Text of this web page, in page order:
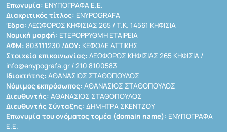
Επωνυμία: ΕΝΥΠΟΓΡΑΦΑ Ε.Ε.
Διακριτικός τίτλος: ENYPOGRAFA
Έδρα: ΛΕΩΦΟΡΟΣ ΚΗΦΙΣΙΑΣ 265 / Τ.Κ. 14561 ΚΗΦΙΣΙΑ
Νομική μορφή: ΕΤΕΡΟΡΡΥΘΜΗ ΕΤΑΙΡΕΙΑ
ΑΦΜ: 803111230 /ΔΟΥ: ΚΕΦΟΔΕ ΑΤΤΙΚΗΣ
Στοιχεία επικοινωνίας: ΛΕΩΦΟΡΟΣ ΚΗΦΙΣΙΑΣ 265 ΚΗΦΙΣΙΑ /
info@enypografa.gr / 210 8100583
Ιδιοκτήτης: ΑΘΑΝΑΣΙΟΣ ΣΤΑΘΟΠΟΥΛΟΣ
Νόμιμος εκπρόσωπος: ΑΘΑΝΑΣΙΟΣ ΣΤΑΘΟΠΟΥΛΟΣ
Διευθυντής: ΑΘΑΝΑΣΙΟΣ ΣΤΑΘΟΠΟΥΛΟΣ
Διευθυντής Σύνταξης: ΔΗΜΗΤΡΑ ΣΚΕΝΤΖΟΥ
Επωνυμία του ονόματος τομέα (domain name): ΕΝΥΠΟΓΡΑΦΑ
Ε.Ε.